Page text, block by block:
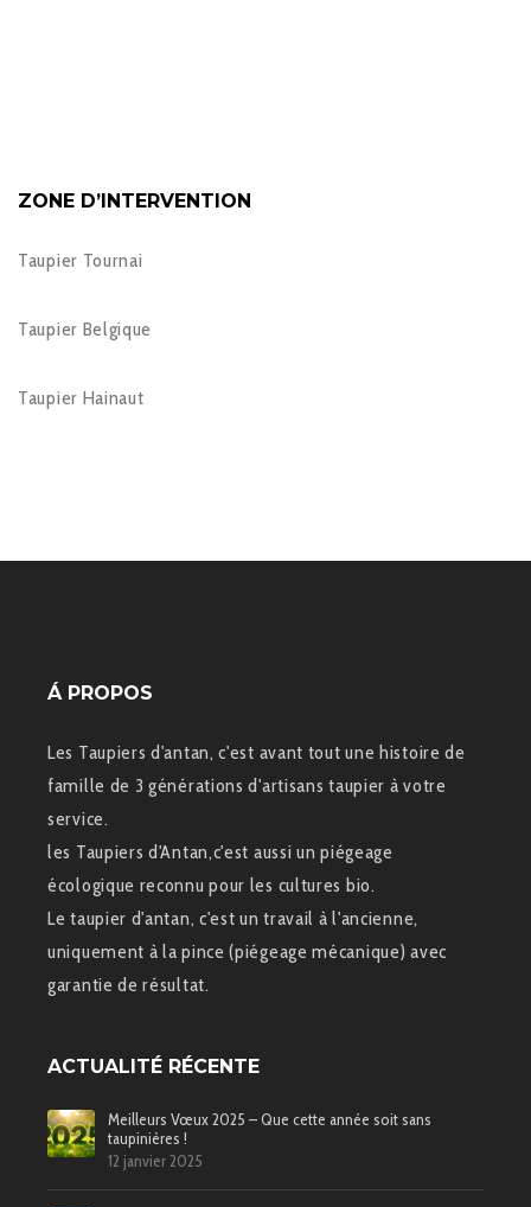
ZONE D’INTERVENTION
Taupier Tournai
Taupier Belgique
Taupier Hainaut
Á PROPOS
Les Taupiers d'antan, c'est avant tout une histoire de
famille de 3 générations d'artisans taupier à votre
service.
les Taupiers d'Antan,c'est aussi un piégeage
écologique reconnu pour les cultures bio.
Le taupier d'antan, c'est un travail à l'ancienne,
uniquement à la pince (piégeage mécanique) avec
garantie de résultat.
ACTUALITÉ RÉCENTE
Meilleurs Vœux 2025 – Que cette année soit sans
taupinières !
12 janvier 2025